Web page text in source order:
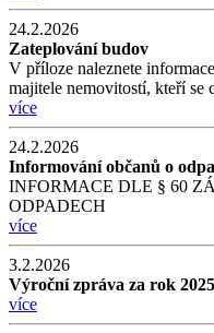
24.2.2026
Zateplování budov
V příloze naleznete
majitele nemovitostí, kteří se
více
24.2.2026
Informování občanů o
INFORMACE DLE § 60
ODPADECH
více
3.2.2026
Výroční zpráva za rok 2025
více